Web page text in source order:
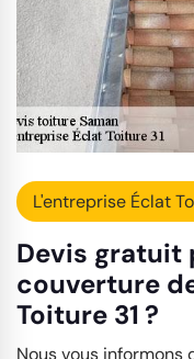
L'entreprise Éclat
Devis gratuit
couverture
Toiture 31 ?